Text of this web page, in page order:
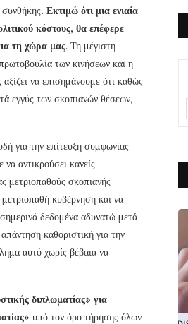
. Εκτιμώ ότι μια ενιαία
κόστους, θα επέφερε
τη χώρα μας. Τη μέγιστη
των κινήσεων και η
να επισημάνουμε ότι καθώς
εγγύς των σκοπιανών θέσεων,
για την επίτευξη συμφωνίας
αντικρούσει κανείς
μετριοπαθούς σκοπιανής
κυβέρνηση και να
δεδομένα αδυνατώ μετά
καθοριστική για την
αυτό χωρίς βέβαια να
διπλωματίας» για
υπό τον όρο τήρησης όλων